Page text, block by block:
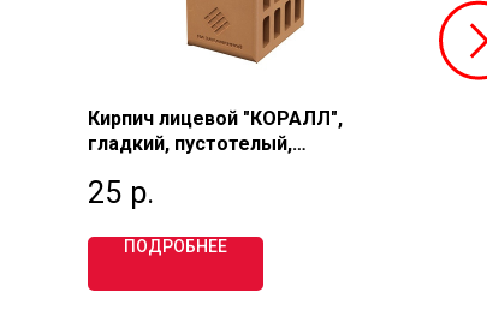
Кирпич лицевой "КОРАЛЛ",
гладкий, пустотелый,
ЗАКАМЕННОЙ
25 р.
ПОДРОБНЕЕ